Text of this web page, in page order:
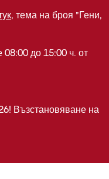
, тема на броя "Гени,
до 15:00 ч. от
Възстановяване на